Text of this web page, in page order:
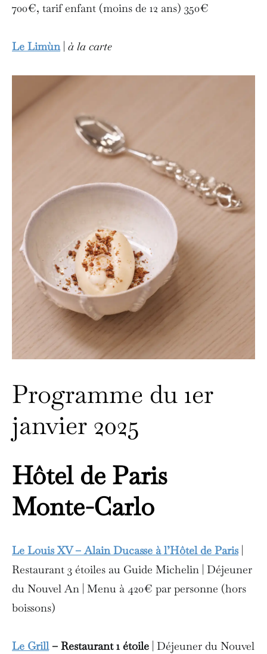
700€, tarif enfant (moins de 12 ans) 350€
Le Limùn à la carte
Programme du 1er
janvier 2025
Hôtel de Paris
Monte-Carlo
Le Louis XV – Alain Ducasse à l’Hôtel de Paris
Restaurant 3 étoiles au Guide Michelin | Déjeuner
du Nouvel An | Menu à 420€ par personne (hors
boissons)
Le Grill– Restaurant 1 étoile | Déjeuner du Nouvel